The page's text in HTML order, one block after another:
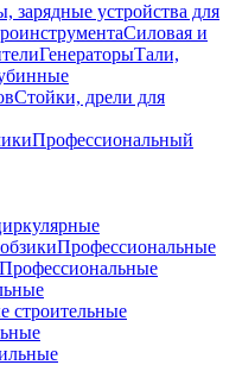
зарядные устройства для
Силовая и
ГенераторыТали,
Стойки, дрели для
Профессиональный
Профессиональные
Профессиональные
строительные